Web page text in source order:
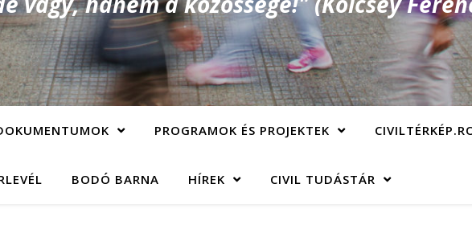
PROGRAMOK ÉS PROJEKTEK
BODÓ BARNA HÍREK CIVIL TUDÁSTÁR